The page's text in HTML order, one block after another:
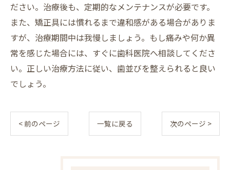
ださい。治療後も、定期的なメンテナンスが必要です。
また、矯正具には慣れるまで違和感がある場合がありま
すが、治療期間中は我慢しましょう。もし痛みや何か異
常を感じた場合には、すぐに歯科医院へ相談してくださ
い。正しい治療方法に従い、歯並びを整えられると良い
でしょう。
< 前のページ 一覧に戻る 次のページ >